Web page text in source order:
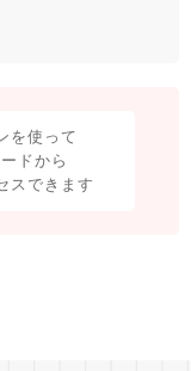
を使って
ドから
スできます